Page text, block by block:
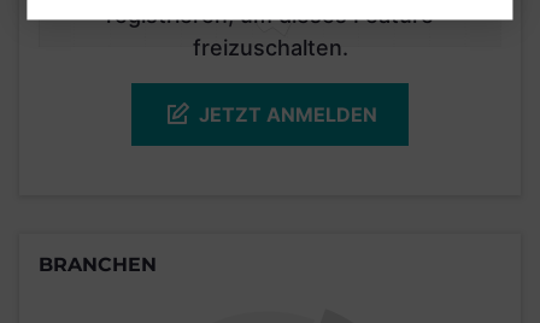
registrieren, um dieses Feature
freizuschalten.
JETZT ANMELDEN
BRANCHEN